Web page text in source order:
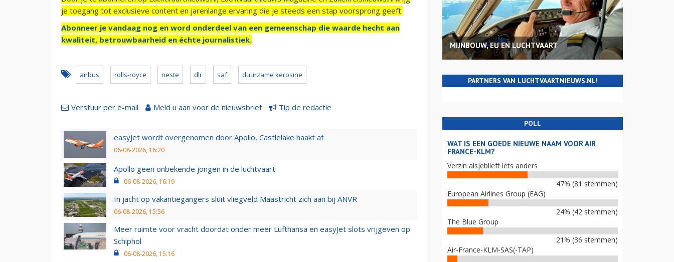
je toegang tot exclusieve content en jarenlange ervaring die je steeds een stap voorsprong geeft.
Abonneer je vandaag nog en word onderdeel van een gemeenschap die waarde hecht aan
kwaliteit, betrouwbaarheid en échte journalistiek.
airbus rolls-royce neste dlr saf duurzame kerosine
Verstuur per e-mail Meld u aan voor de nieuwsbrief Tip de redactie
easyJet wordt overgenomen door Apollo, Castlelake haakt af
06-08-2026, 16:20
Apollo geen onbekende jongen in de luchtvaart
06-08-2026, 16:19
In jacht op vakantiegangers sluit vliegveld Maastricht zich aan bij ANVR
06-08-2026, 15:56
Meer ruimte voor vracht doordat onder meer Lufthansa en easyJet slots vrijgeven op
Schiphol
06-08-2026, 15:16
MIJNBOUW, EU EN LUCHTVAART
PARTNERS VAN LUCHTVAARTNIEUWS.NL!
POLL
WAT IS EEN GOEDE NIEUWE NAAM VOOR AIR
FRANCE-KLM?
Verzin alsjeblieft iets anders
47% (81 stemmen)
European Airlines Group (EAG)
24% (42 stemmen)
The Blue Group
21% (36 stemmen)
Air-France-KLM-SAS(-TAP)